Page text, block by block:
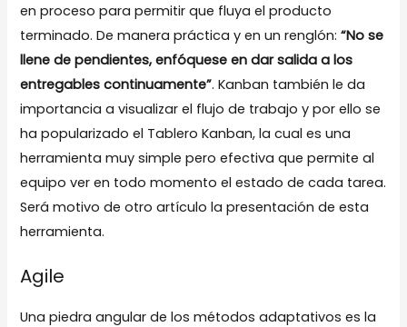
en proceso para permitir que fluya el producto
terminado. De manera práctica y en un renglón:“No se
llene de pendientes, enfóquese en dar salida a los
entregables continuamente”. Kanban también le da
importancia a visualizar el flujo de trabajo y por ello se
ha popularizado el Tablero Kanban, la cual es una
herramienta muy simple pero efectiva que permite al
equipo ver en todo momento el estado de cada tarea.
Será motivo de otro artículo la presentación de esta
herramienta.
Agile
Una piedra angular de los métodos adaptativos es la